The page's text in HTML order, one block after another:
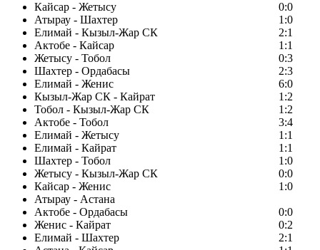
Кайсар - Жетысу
0:0
Атырау - Шахтер
1:0
Елимай - Кызыл-Жар СК
2:1
Актобе - Кайсар
1:1
Жетысу - Тобол
0:3
Шахтер - Ордабасы
2:3
Елимай - Женис
6:0
Кызыл-Жар СК - Кайрат
1:2
Тобол - Кызыл-Жар СК
1:2
Актобе - Тобол
3:4
Елимай - Жетысу
1:1
Елимай - Кайрат
1:1
Шахтер - Тобол
1:0
Жетысу - Кызыл-Жар СК
0:0
Кайсар - Женис
1:0
Атырау - Астана
Актобе - Ордабасы
0:0
Женис - Кайрат
0:2
Елимай - Шахтер
2:1